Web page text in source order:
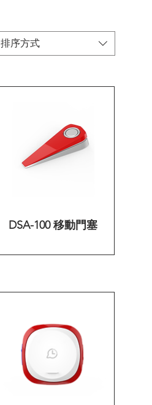
排序方式
快速瀏覽
DSA-100 移動門塞